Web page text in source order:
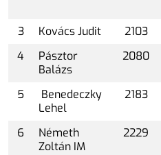
3 Kovács Judit 2103
4
Pásztor
Balázs
2080
5
Benedeczky
Lehel
2183
6
Németh
Zoltán IM
2229